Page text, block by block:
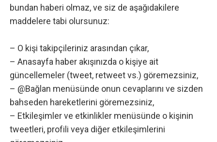
bundan haberi olmaz, ve siz de aşağıdakilere
maddelere tabi olursunuz:
– O kişi takipçileriniz arasından çıkar,
– Anasayfa haber akışınızda o kişiye ait
güncellemeler (tweet, retweet vs.) göremezsiniz,
– @Bağlan menüsünde onun cevaplarını ve sizden
bahseden hareketlerini göremezsiniz,
– Etkileşimler ve etkinlikler menüsünde o kişinin
tweetleri, profili veya diğer etkileşimlerini